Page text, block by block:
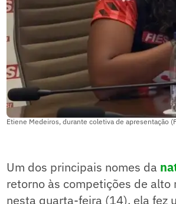
Etiene Medeiros, durante coletiva de apresentação
Um dos principais nomes da
retorno às competições de
nesta quarta-feira (14), ela fez